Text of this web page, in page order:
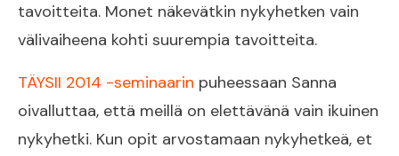
tavoitteita. Monet näkevätkin nykyhetken vain
välivaiheena kohti suurempia tavoitteita.
TÄYSII 2014 -seminaarin puheessaan Sanna
oivalluttaa, että meillä on elettävänä vain ikuinen
nykyhetki. Kun opit arvostamaan nykyhetkeä, et